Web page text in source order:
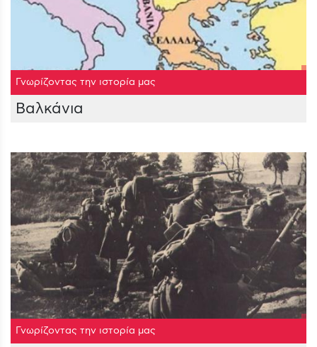
Γνωρίζοντας την ιστορία μας
Βαλκάνια
Γνωρίζοντας την ιστορία μας